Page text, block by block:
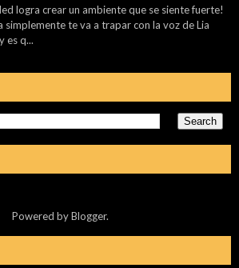
logra crear un ambiente que se siente fuerte!
simplemente te va a trapar con la voz de Lia
es q...
Powered byBlogger.